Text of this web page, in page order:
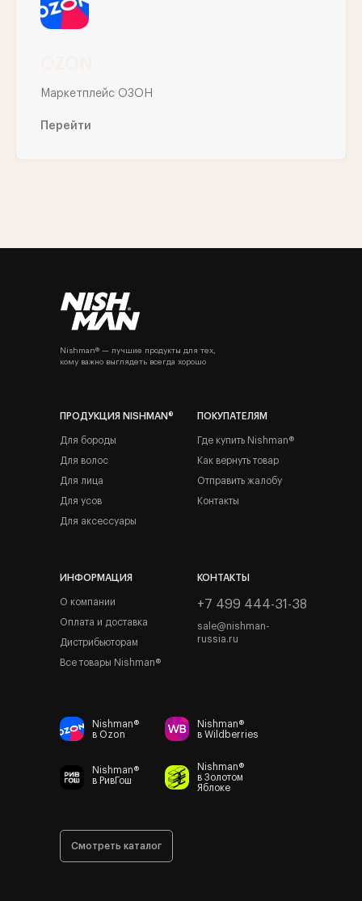
Маркетплейс ОЗОН
Перейти
ПРОДУКЦИЯ NISHMAN®
Для бороды
Для волос
Для лица
Для усов
Для аксессуары
ИНФОРМАЦИЯ
О компании
Оплата и доставка
Дистрибьюторам
Все товары Nishman®
ПОКУПАТЕЛЯМ
Где купить Nishman®
Как вернуть товар
Отправить жалобу
+7 499 444-31-38
sale@nishman-
russia.ru
Смотреть каталог
КОНТАКТЫ
Nishman® — лучшие продукты для тех,
кому важно выглядеть всегда хорошо
Контакты
Nishman®
в Ozon
Nishman®
в Wildberries
Nishman®
в РивГош
Nishman®
в Золотом
Яблоке